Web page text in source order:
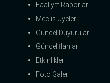
Faaliyet Raporları
Meclis Üyeleri
Güncel Duyurular
Güncel İlanlar
Etkinlikler
Foto Galeri